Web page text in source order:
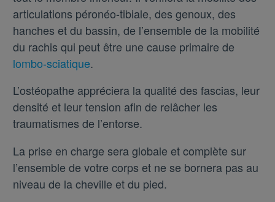
articulations péronéo-tibiale, des genoux, des
hanches et du bassin, de l’ensemble de la mobilité
du rachis qui peut être une cause primaire de
lombo-sciatique.
L’ostéopathe appréciera la qualité des fascias, leur
densité et leur tension afin de relâcher les
traumatismes de l’entorse.
La prise en charge sera globale et complète sur
l’ensemble de votre corps et ne se bornera pas au
niveau de la cheville et du pied.